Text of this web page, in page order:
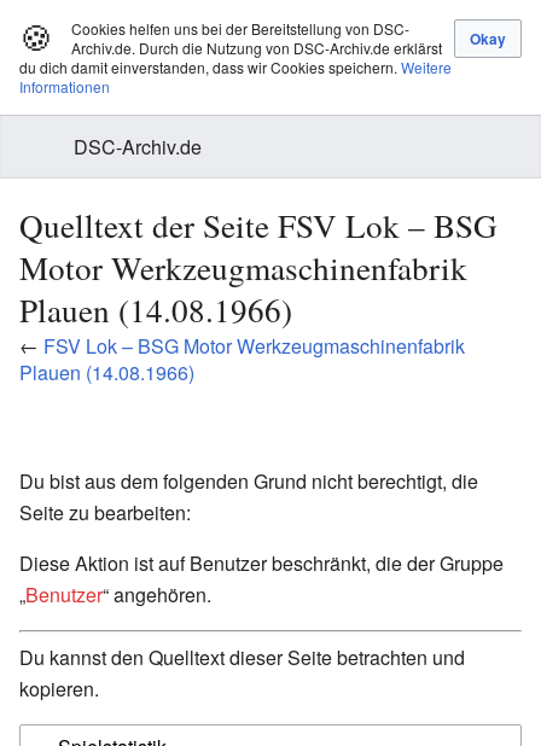
🍪
Cookies helfen uns bei der Bereitstellung von DSC-
Archiv.de. Durch die Nutzung von DSC-Archiv.de erklärst
du dich damit einverstanden, dass wir Cookies speichern. Weitere
Informationen
DSC-Archiv.de
Quelltext der Seite FSV Lok – BSG
Motor Werkzeugmaschinenfabrik
Plauen (14.08.1966)
← FSV Lok – BSG Motor Werkzeugmaschinenfabrik
Plauen (14.08.1966)
Du bist aus dem folgenden Grund nicht berechtigt, die
Seite zu bearbeiten:
Diese Aktion ist auf Benutzer beschränkt, die der Gruppe
„Benutzer“ angehören.
Du kannst den Quelltext dieser Seite betrachten und
kopieren.